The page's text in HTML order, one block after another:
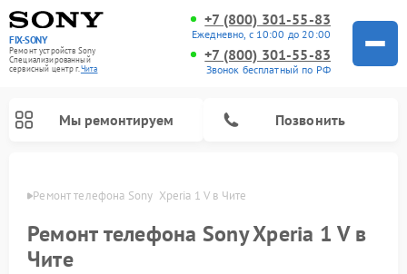
FIX-SONY
Ремонт устройств Sony
Специализированный
cервисный центр г.Чита
+7 (800) 301-55-83
Ежедневно, с 10:00 до 20:00
+7 (800) 301-55-83
Звонок бесплатный по РФ
Мы ремонтируем Позвонить
Ремонт телефона Sony  Xperia 1 V в Чите
Ремонт телефона Sony Xperia 1 V в
Чите